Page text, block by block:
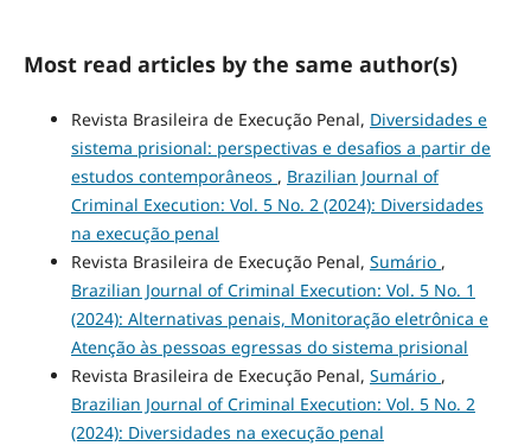
Most read articles by the same author(s)
Revista Brasileira de Execução Penal, Diversidades e
sistema prisional: perspectivas e desafios a partir de
estudos contemporâneos , Brazilian Journal of
Criminal Execution: Vol. 5 No. 2 (2024): Diversidades
na execução penal
Revista Brasileira de Execução Penal, Sumário ,
Brazilian Journal of Criminal Execution: Vol. 5 No. 1
(2024): Alternativas penais, Monitoração eletrônica e
Atenção às pessoas egressas do sistema prisional
Revista Brasileira de Execução Penal, Sumário ,
Brazilian Journal of Criminal Execution: Vol. 5 No. 2
(2024): Diversidades na execução penal